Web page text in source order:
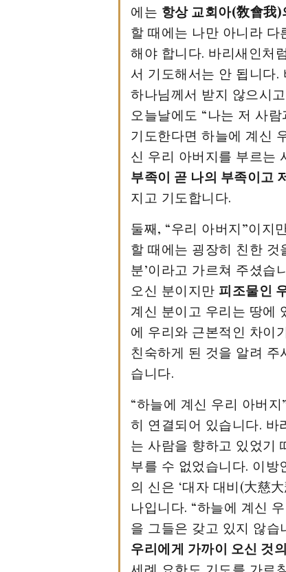
에는 항상 교회아(敎會我
할 때에는 나만 아니라
해야 합니다. 바리새인처
서 기도해서는 안 됩니다
하나님께서 받지 않으시
오늘날에도 “나는 저 사
기도한다면 하늘에 계신
신 우리 아버지를 부르는
부족이 곧 나의 부족이고
지고 기도합니다.
둘째, “우리 아버지”이지
할 때에는 굉장히 친한 것
분’이라고 가르쳐 주셨습
오신 분이지만 피조물인
계신 분이고 우리는 땅에
에 우리와 근본적인 차이
친숙하게 된 것을 알려 주
습니다.
“하늘에 계신 우리 아버
히 연결되어 있습니다. 바
는 사람을 향하고 있었기
부를 수 없었습니다. 이
의 신은 ‘대자 대비(大慈
나입니다. “하늘에 계신
을 그들은 갖고 있지 않습
우리에게 가까이 오신 것